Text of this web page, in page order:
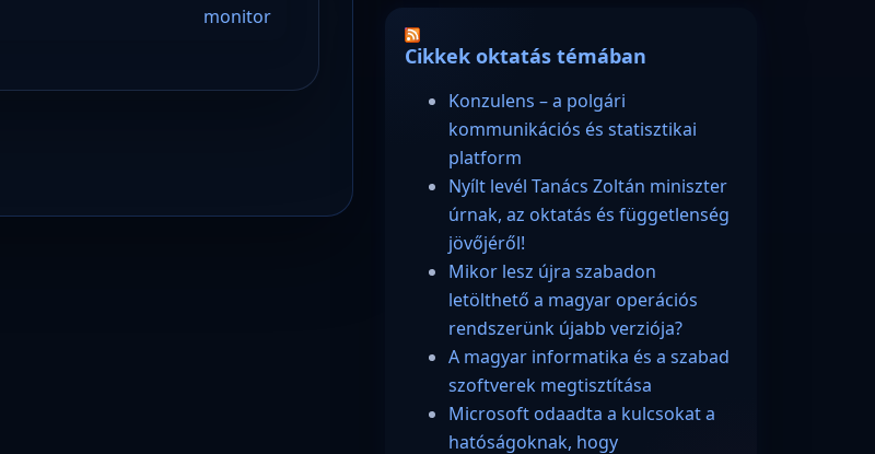
monitor
Cikkek oktatás témában
Konzulens – a polgári
kommunikációs és statisztikai
platform
Nyílt levél Tanács Zoltán miniszter
úrnak, az oktatás és függetlenség
jövőjéről!
Mikor lesz újra szabadon
letölthető a magyar operációs
rendszerünk újabb verziója?
A magyar informatika és a szabad
szoftverek megtisztítása
Microsoft odaadta a kulcsokat a
hatóságoknak, hogy